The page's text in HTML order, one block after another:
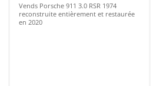
Vends Porsche 911 3.0 RSR 1974
reconstruite entièrement et restaurée
en 2020